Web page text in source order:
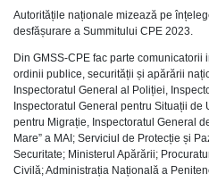
Autoritățile naționale mizează pe
desfășurare a Summitului CPE 2023.
Din GMSS-CPE fac parte
ordinii publice, securității și apărării
Inspectoratul General al Poliției,
Inspectoratul General pentru Situații de
pentru Migrație, Inspectoratul General
Mare” a MAI; Serviciul de Protecție și
Securitate; Ministerul Apărării;
Civilă; Administrația Națională a